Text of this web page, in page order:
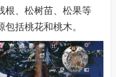
根、松树苗、松果等
括桃花和桃木。